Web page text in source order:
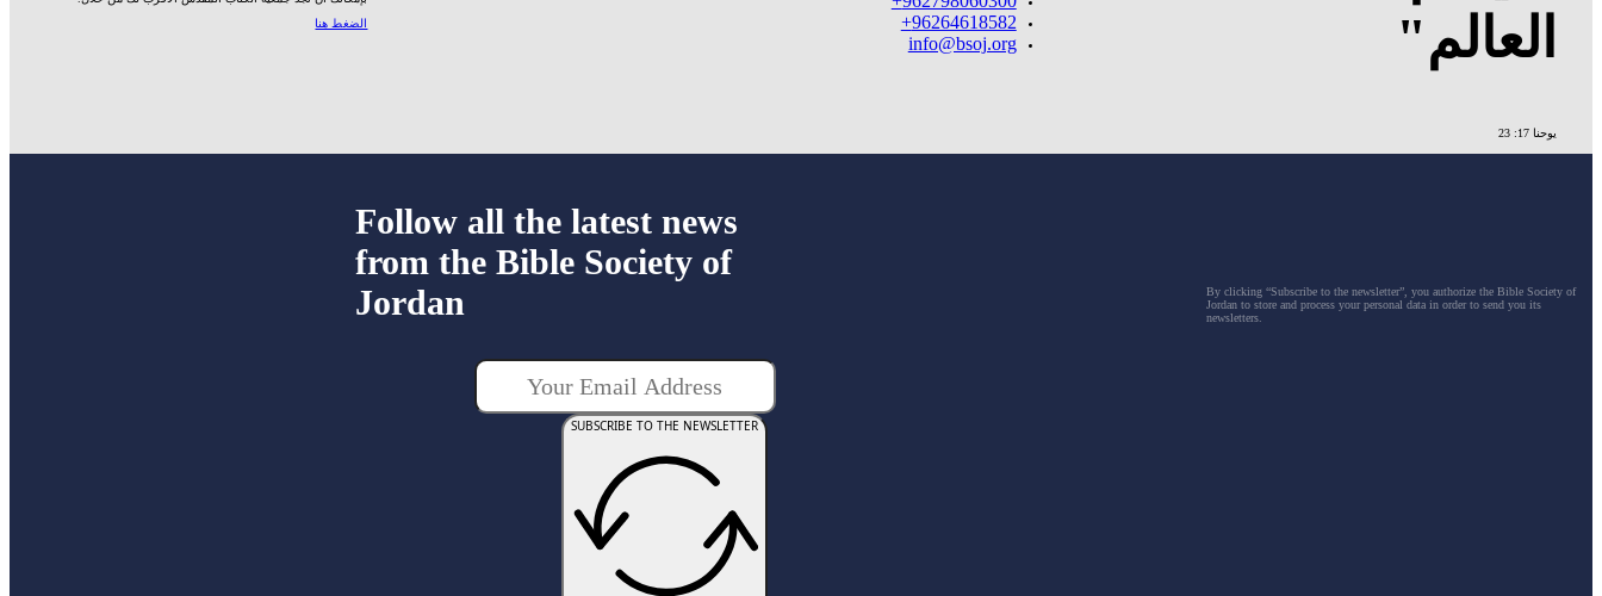
العالم"
يوحنا 17: 23
96264618582+
info@bsoj.org
الضغط هنا
By clicking “Subscribe to the newsletter”, you authorize the Bible Society of
Jordan to store and process your personal data in order to send you its
newsletters.
Follow all the latest news
from the Bible Society of
Jordan
SUBSCRIBE TO THE NEWSLETTER